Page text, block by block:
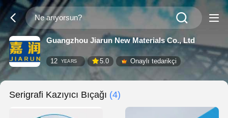
Guangzhou Jiarun New Materials Co., Ltd
12 YEARS 5.0 Onaylı tedarikçi
Serigrafi Kazıyıcı Bıçağı (4)